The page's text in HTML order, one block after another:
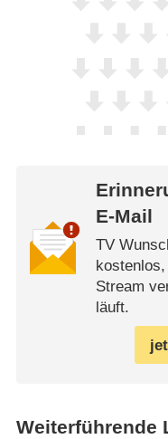
E-Mail
TV
Stream
läuft.
Weiterführende